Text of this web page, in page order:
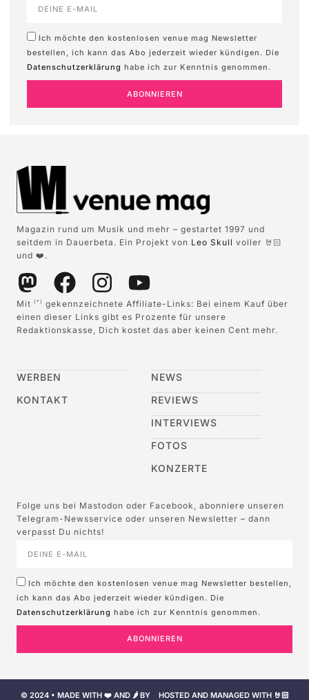
Ich möchte den kostenlosen venue mag Newsletter
bestellen, ich kann das Abo jederzeit wieder kündigen. Die
Datenschutzerklärung habe ich zur Kenntnis genommen.
ABONNIEREN
Magazin rund um Musik und mehr – gestartet 1997 und
seitdem in Dauerbeta. Ein Projekt von Leo Skull voller 🤘🏻
und ❤️.
Mit (*)
gekennzeichnete Affiliate-Links: Bei einem Kauf über
einen dieser Links gibt es Prozente für unsere
Redaktionskasse, Dich kostet das aber keinen Cent mehr.
WERBEN
KONTAKT
NEWS
REVIEWS
INTERVIEWS
FOTOS
KONZERTE
Folge uns bei Mastodon oder Facebook, abonniere unseren
Telegram-Newsservice oder unseren Newsletter – dann
verpasst Du nichts!
Ich möchte den kostenlosen venue mag Newsletter bestellen,
ich kann das Abo jederzeit wieder kündigen. Die
Datenschutzerklärung habe ich zur Kenntnis genommen.
ABONNIEREN
© 2024 • MADE WITH ❤️ AND 🌶️ BY
HOSTED AND MANAGED WITH 🤘🏻